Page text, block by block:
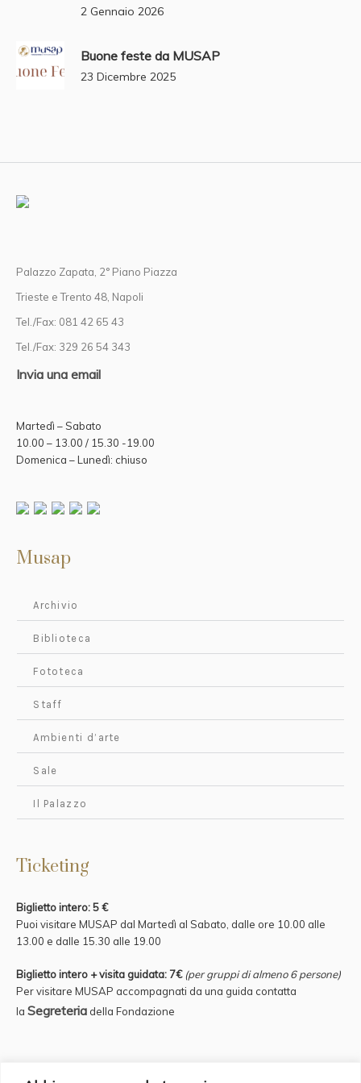
2 Gennaio 2026
Buone feste da MUSAP
23 Dicembre 2025
Palazzo Zapata, 2° Piano Piazza
Trieste e Trento 48, Napoli
Tel./Fax: 081 42 65 43
Tel./Fax: 329 26 54 343
Invia una email
Martedì – Sabato
10.00 – 13.00 / 15.30 -19.00
Domenica – Lunedì: chiuso
Musap
Archivio
Biblioteca
Fototeca
Staff
Ambienti d’arte
Sale
Il Palazzo
Ticketing
Biglietto intero: 5 €
Puoi visitare MUSAP dal Martedì al Sabato, dalle ore 10.00 alle
13.00 e dalle 15.30 alle 19.00
Biglietto intero + visita guidata: 7€ (per gruppi di almeno 6 persone)
Per visitare MUSAP accompagnati da una guida contatta
laSegreteria della Fondazione